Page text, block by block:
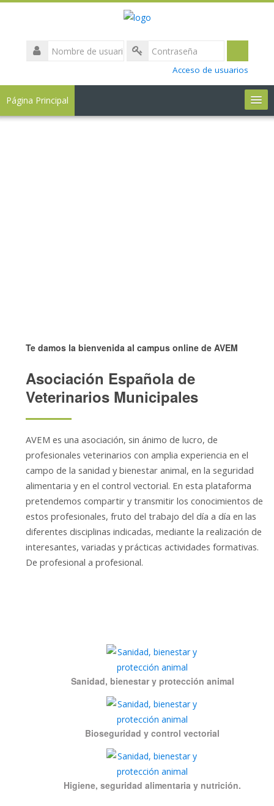
Nombre
de
(nombre
minuscula)
Acceso de usuarios
Página Principal
Te damos la bienvenida al campus online de AVEM
Asociación Española de
Veterinarios Municipales
AVEM es una asociación, sin ánimo de lucro, de
profesionales veterinarios con amplia experiencia en el
campo de la sanidad y bienestar animal, en la seguridad
alimentaria y en el control vectorial. En esta plataforma
pretendemos compartir y transmitir los conocimientos de
estos profesionales, fruto del trabajo del día a día en las
diferentes disciplinas indicadas, mediante la realización de
interesantes, variadas y prácticas actividades formativas.
De profesional a profesional.
Sanidad, bienestar y protección animal
Bioseguridad y control vectorial
Higiene, seguridad alimentaria y nutrición.